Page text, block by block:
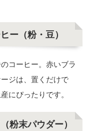
ー（粉・豆）
コーヒー。赤いブラ
ジは、置くだけで
にぴったりです。
粉末パウダー）